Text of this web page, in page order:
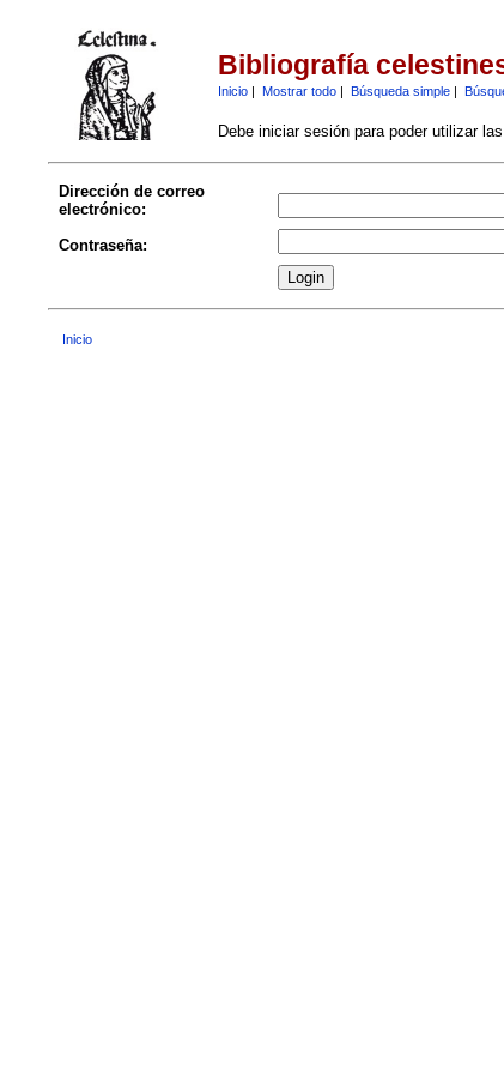
Bibliografía
Inicio| Mostrar todo| Búsqueda simple|
Debe iniciar sesión para poder utilizar
Dirección de correo
electrónico:
Contraseña:
Inicio